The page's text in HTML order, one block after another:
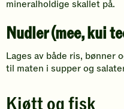
mineralholdige skallet på.
Nudler (mee, kui
Lages av både ris, bønner
til maten i supper og